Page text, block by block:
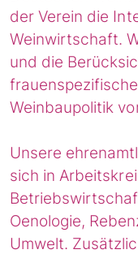
der Verein die
Weinwirtschaft.
und die
Weinbaupolitik
Unsere
sich in
Oenologie,
Umwelt.